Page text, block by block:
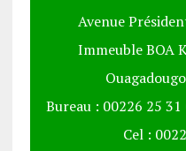
Avenue
Immeuble BOA
Bureau : 00226 25
Cel :